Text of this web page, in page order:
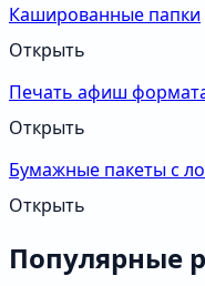
Кашированные папки
Открыть
Печать афиш
Открыть
Бумажные пакеты с
Открыть
Популярные